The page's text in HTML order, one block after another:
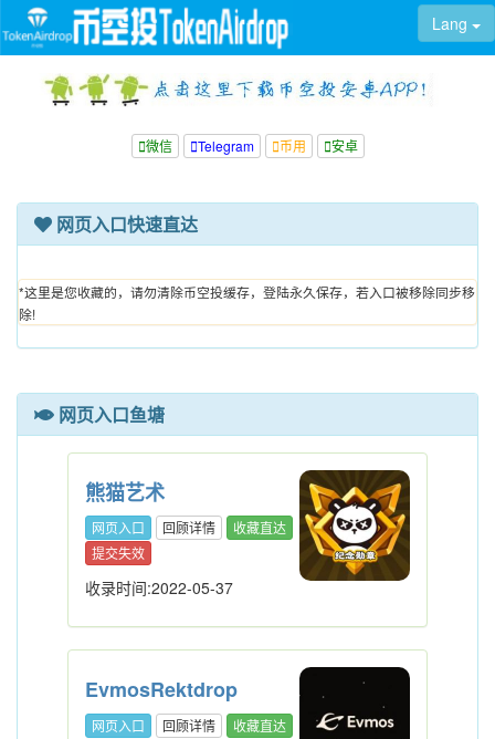
Lang
微信 Telegram 币用 安卓
网页入口快速直达
*这里是您收藏的，请勿清除币空投缓存，登陆永久保存，若入口被移除同步移
除!
网页入口鱼塘
熊猫艺术
网页入口 回顾详情
收藏直达
提交失效
收录时间:2022-05-37
EvmosRektdrop
网页入口 回顾详情
收藏直达